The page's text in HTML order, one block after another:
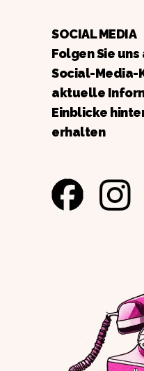
SOCIAL MEDIA
Folgen Sie
Social-Media-
aktuelle
Einblicke
erhalten